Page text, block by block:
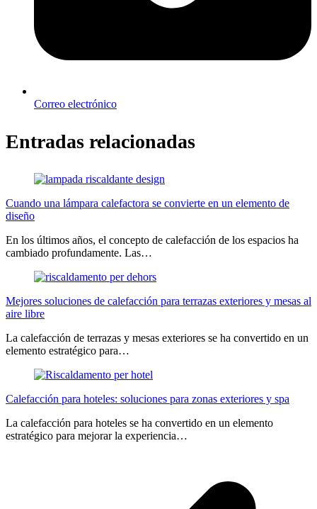
Correo electrónico
Entradas relacionadas
Cuando una lámpara calefactora se convierte en un elemento de
diseño
En los últimos años, el concepto de calefacción de los espacios ha
cambiado profundamente. Las…
Mejores soluciones de calefacción para terrazas exteriores y mesas al
aire libre
La calefacción de terrazas y mesas exteriores se ha convertido en un
elemento estratégico para…
Calefacción para hoteles: soluciones para zonas exteriores y spa
La calefacción para hoteles se ha convertido en un elemento
estratégico para mejorar la experiencia…